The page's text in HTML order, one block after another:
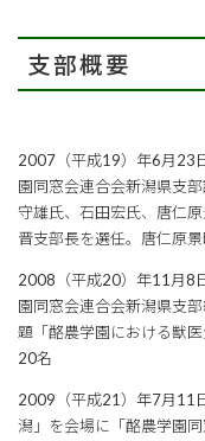
支部概要
2007（平成19）年6月23
園同窓会連合会新潟県支
守雄氏、石田宏氏、唐仁
晋支部長を選任。唐仁原
2008（平成20）年11月8
園同窓会連合会新潟県支
題「酪農学園における獣
20名
2009（平成21）年7月11
潟」を会場に「酪農学園